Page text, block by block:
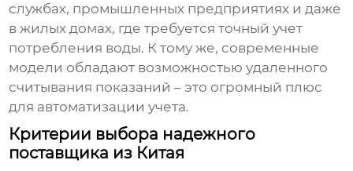
службах, промышленных предприятиях и даже
в жилых домах, где требуется точный учет
потребления воды. К тому же, современные
модели обладают возможностью удаленного
считывания показаний – это огромный плюс
для автоматизации учета.
Критерии выбора надежного
поставщика из Китая